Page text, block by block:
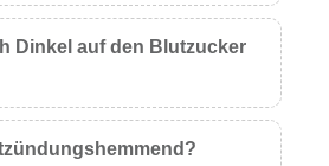
Dinkel auf den Blutzucker